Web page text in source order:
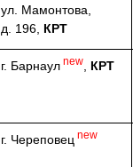
ул. Мамонтова,
д. 196, КРТ
г. Барнаул new КРТ
г. Череповец new